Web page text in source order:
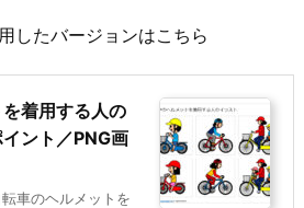
したバージョンはこちら
着用する人の
ント／PNG画
車のヘルメットを